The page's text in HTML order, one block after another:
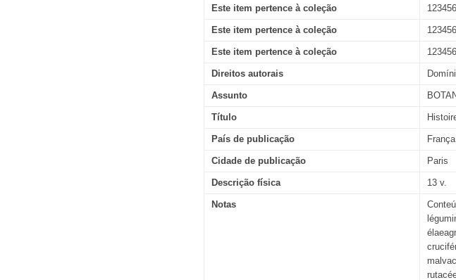
Este item pertence à coleção
Este item pertence à coleção
Este item pertence à coleção
Direitos autorais
Assunto
Título
País de publicação França
Cidade de publicação Paris
Descrição física 13 v.
Notas